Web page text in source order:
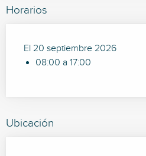
Horarios
El 20 septiembre 2026
08:00 a 17:00
Ubicación